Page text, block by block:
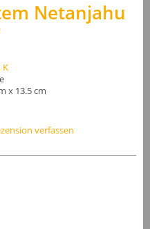
Netanjahu
K
x 13.5 cm
verfassen